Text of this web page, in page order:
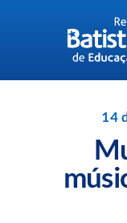
Perguntas
Blog da
14